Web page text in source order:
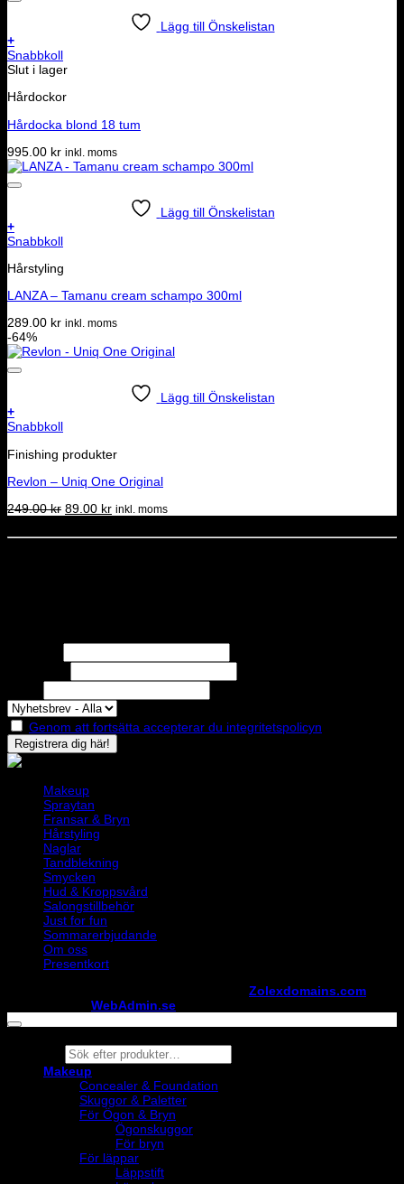
Lägg till Önskelistan
+
Snabbkoll
Slut i lager
Hårdockor
Hårdocka blond 18 tum
995.00 kr inkl. moms
Lägg till Önskelistan
+
Snabbkoll
Hårstyling
LANZA – Tamanu cream schampo 300ml
289.00 kr inkl. moms
-64%
Lägg till Önskelistan
+
Snabbkoll
Finishing produkter
Revlon – Uniq One Original
249.00kr Det
priset
89.00 krDet
priset
inkl. moms
Genom att fortsätta accepterar du integritetspolicyn
Makeup
Spraytan
Fransar & Bryn
Hårstyling
Naglar
Tandblekning
Smycken
Hud & Kroppsvård
Salongstillbehör
Just for fun
Sommarerbjudande
Om oss
Presentkort
Zolexdomains.com
WebAdmin.se
Products
search
Makeup
Concealer & Foundation
Skuggor & Paletter
För Ögon & Bryn
Ögonskuggor
För bryn
För läppar
Läppstift